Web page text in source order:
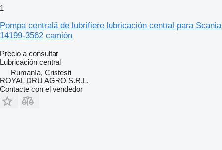
1
Pompa centrală de lubrifiere lubricación central para Scania
14199-3562 camión
Precio a consultar
Lubricación central
Rumanía, Cristesti
ROYAL DRU AGRO S.R.L.
Contacte con el vendedor